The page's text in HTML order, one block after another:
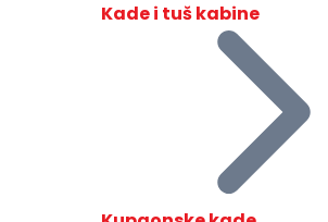
Kade i tuš kabine